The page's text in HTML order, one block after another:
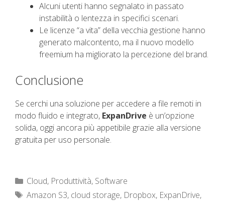
Alcuni utenti hanno segnalato in passato
instabilità o lentezza in specifici scenari.
Le licenze “a vita” della vecchia gestione hanno
generato malcontento, ma il nuovo modello
freemium ha migliorato la percezione del brand.
Conclusione
Se cerchi una soluzione per accedere a file remoti in
modo fluido e integrato, ExpanDrive è un’opzione
solida, oggi ancora più appetibile grazie alla versione
gratuita per uso personale.
Categorie
Cloud, Produttività, Software
Tag
Amazon S3, cloud storage, Dropbox, ExpanDrive,